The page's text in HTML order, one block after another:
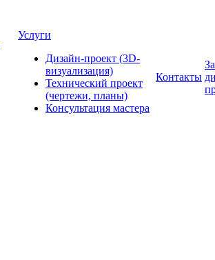
Услуги
Дизайн-проект (3D-
визуализация)
Технический проект
(чертежи, планы)
Консультация мастера
Контакты